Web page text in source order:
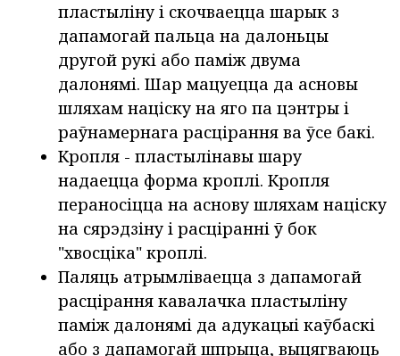
пластыліну і скочваецца шарык з
дапамогай пальца на далоньцы
другой рукі або паміж двума
далонямі. Шар мацуецца да асновы
шляхам націску на яго па цэнтры і
раўнамернага расцірання ва ўсе бакі.
Кропля - пластылінавы шару
надаецца форма кроплі. Кропля
пераносіцца на аснову шляхам націску
на сярэдзіну і расціранні ў бок
"хвосціка" кроплі.
Паляць атрымліваецца з дапамогай
расцірання кавалачка пластыліну
паміж далонямі да адукацыі каўбаскі
або з дапамогай шпрыца, выцягваюць